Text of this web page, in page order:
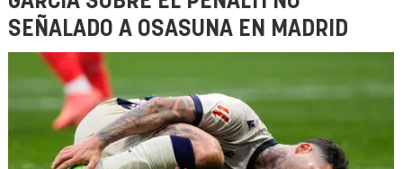
SEÑALADO A OSASUNA EN MADRID